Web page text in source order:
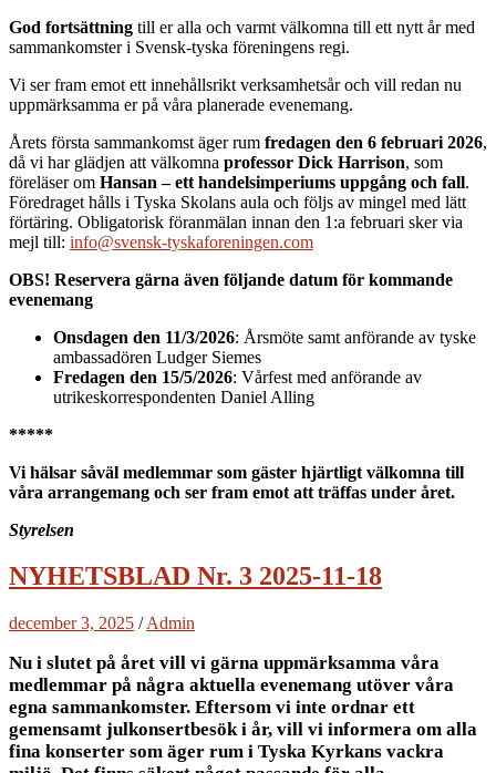
God fortsättning till er alla och varmt välkomna till ett nytt år med
sammankomster i Svensk-tyska föreningens regi.
Vi ser fram emot ett innehållsrikt verksamhetsår och vill redan nu
uppmärksamma er på våra planerade evenemang.
Årets första sammankomst äger rum fredagen den 6 februari 2026,
då vi har glädjen att välkomna professor Dick Harrison, som
föreläser om Hansan – ett handelsimperiums uppgång och fall.
Föredraget hålls i Tyska Skolans aula och följs av mingel med lätt
förtäring. Obligatorisk föranmälan innan den 1:a februari sker via
mejl till: info@svensk-tyskaforeningen.com
OBS! Reservera gärna även följande datum för kommande
evenemang
Onsdagen den 11/3/2026: Årsmöte samt anförande av tyske
ambassadören Ludger Siemes
Fredagen den 15/5/2026: Vårfest med anförande av
utrikeskorrespondenten Daniel Alling
*****
Vi hälsar såväl medlemmar som gäster hjärtligt välkomna till
våra arrangemang och ser fram emot att träffas under året.
Styrelsen
NYHETSBLAD Nr. 3 2025-11-18
december 3, 2025 /Admin
Nu i slutet på året vill vi gärna uppmärksamma våra
medlemmar på några aktuella evenemang utöver våra
egna sammankomster. Eftersom vi inte ordnar ett
gemensamt julkonsertbesök i år, vill vi informera om alla
fina konserter som äger rum i Tyska Kyrkans vackra